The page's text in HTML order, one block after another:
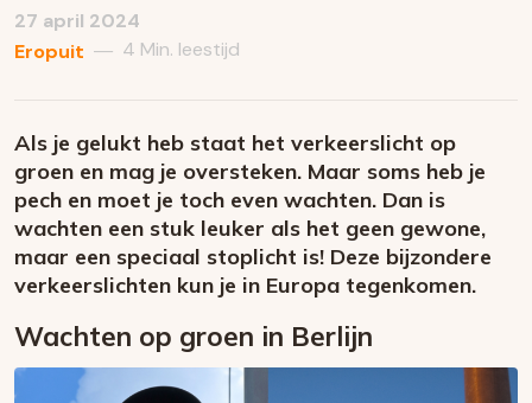
27 april 2024
Eropuit — 4 Min. leestijd
Als je gelukt heb staat het verkeerslicht op
groen en mag je oversteken. Maar soms heb je
pech en moet je toch even wachten. Dan is
wachten een stuk leuker als het geen gewone,
maar een speciaal stoplicht is! Deze bijzondere
verkeerslichten kun je in Europa tegenkomen.
Wachten op groen in Berlijn